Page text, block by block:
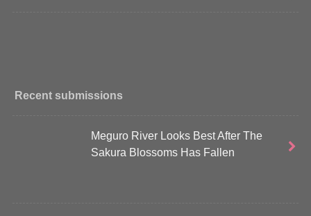
Recent submissions
Meguro River Looks Best After The
Sakura Blossoms Has Fallen